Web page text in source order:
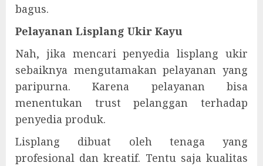
bagus.
Pelayanan Lisplang Ukir Kayu
Nah, jika mencari penyedia lisplang ukir
sebaiknya mengutamakan pelayanan yang
paripurna. Karena pelayanan bisa
menentukan trust pelanggan terhadap
penyedia produk.
Lisplang dibuat oleh tenaga yang
profesional dan kreatif. Tentu saja kualitas